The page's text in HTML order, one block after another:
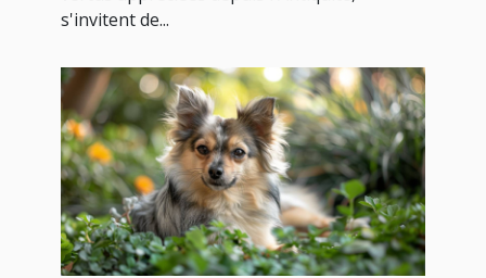
s'invitent de...